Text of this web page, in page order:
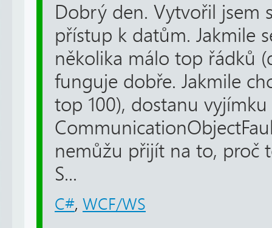
Dobrý den. Vytvořil jsem
přístup k datům. Jakmile
několika málo top řádků
funguje dobře. Jakmile
top 100), dostanu vyjímku
nemůžu přijít na to, proč
S...
C#, WCF/WS